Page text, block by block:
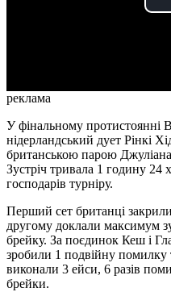
реклама
У фінальному протистоянні
нідерландський дует Рінкі
британською парою
Зустріч тривала 1 годину 24
господарів турніру.
Перший сет британці
другому доклали максимум
брейку. За поєдинок Кеш і
зробили 1 подвійну помилку
виконали 3 ейси, 6 разів
брейки.